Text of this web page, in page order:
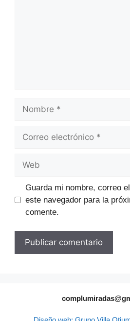
Guarda mi nombre, correo
este navegador para la
comente.